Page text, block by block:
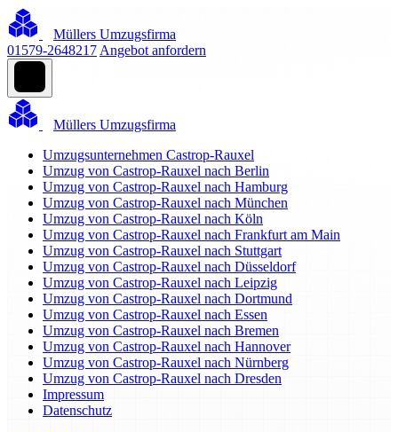
Müllers Umzugsfirma
01579-2648217 Angebot anfordern
Müllers Umzugsfirma
Umzugsunternehmen Castrop-Rauxel
Umzug von Castrop-Rauxel nach Berlin
Umzug von Castrop-Rauxel nach Hamburg
Umzug von Castrop-Rauxel nach München
Umzug von Castrop-Rauxel nach Köln
Umzug von Castrop-Rauxel nach Frankfurt am Main
Umzug von Castrop-Rauxel nach Stuttgart
Umzug von Castrop-Rauxel nach Düsseldorf
Umzug von Castrop-Rauxel nach Leipzig
Umzug von Castrop-Rauxel nach Dortmund
Umzug von Castrop-Rauxel nach Essen
Umzug von Castrop-Rauxel nach Bremen
Umzug von Castrop-Rauxel nach Hannover
Umzug von Castrop-Rauxel nach Nürnberg
Umzug von Castrop-Rauxel nach Dresden
Impressum
Datenschutz